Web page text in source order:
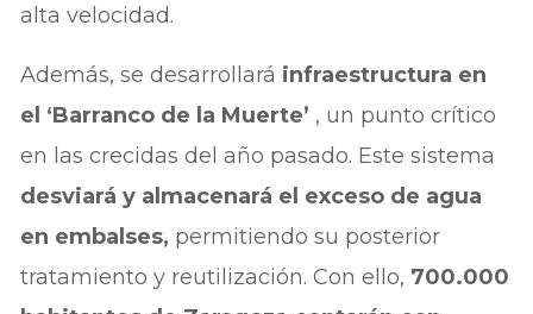
alta velocidad.
Además, se desarrollará infraestructura en
el ‘Barranco de la Muerte’ , un punto crítico
en las crecidas del año pasado. Este sistema
desviará y almacenará el exceso de agua
en embalses, permitiendo su posterior
tratamiento y reutilización. Con ello, 700.000